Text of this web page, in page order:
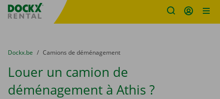
sitename
You are here:
du
Dockx.be to
Camions de déménagement
Louer un camion de
déménagement à Athis ?